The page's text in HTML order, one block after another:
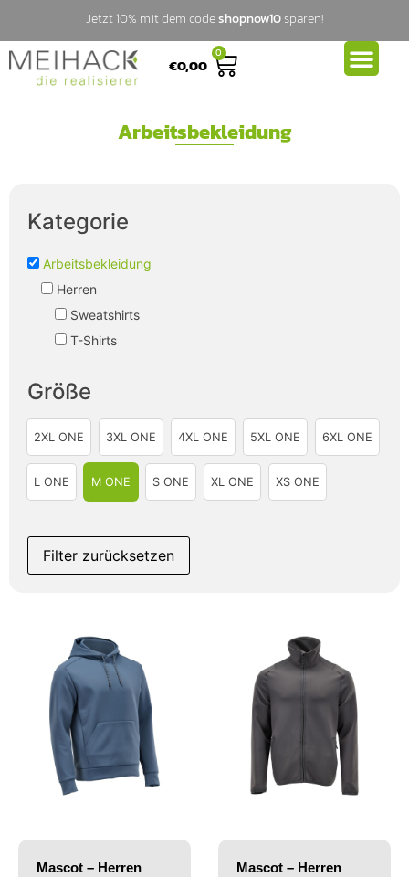
Jetzt 10% mit dem codeshopnow10sparen!
€0,00
0
Arbeitsbekleidung
Kategorie
Arbeitsbekleidung
Herren
Sweatshirts
T-Shirts
Größe
2XL ONE 3XL ONE 4XL ONE 5XL ONE 6XL ONE
L ONE M ONE S ONE XL ONE XS ONE
Filter zurücksetzen
Mascot – Herren
Mascot – Herren